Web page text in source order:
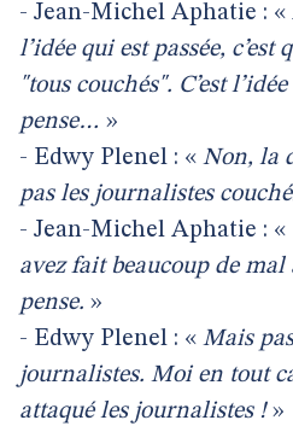
- Jean-Michel Aphatie : «
l’idée qui est passée,
"tous couchés". C’est
pense… »
- Edwy Plenel : « Non, la
pas les journalistes
- Jean-Michel Aphatie : «
avez fait beaucoup de
pense. »
- Edwy Plenel : « Mais
journalistes. Moi en tout
attaqué les journalistes !»